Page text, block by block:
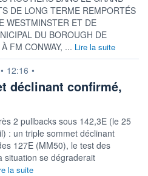
DE LONG TERME REMPORTÉS
WESTMINSTER ET DE
DU BOROUGH DE
FM CONWAY, ... Lire la suite
• 12:16 •
déclinant confirmé,
2 pullbacks sous 142,3E (le 25
: un triple sommet déclinant
127E (MM50), le test des
situation se dégraderait
la suite